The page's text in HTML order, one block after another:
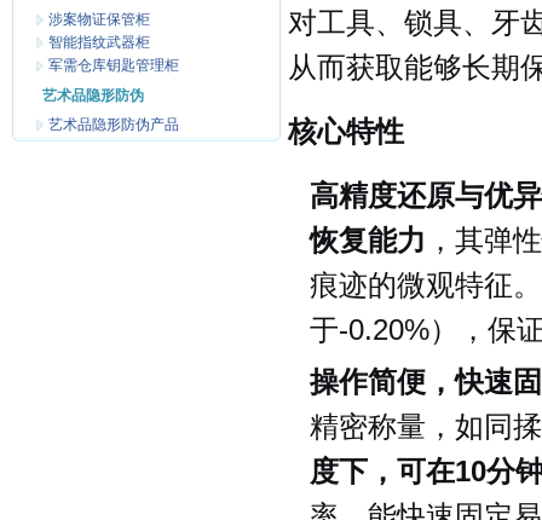
涉案物证保管柜
智能指纹武器柜
军需仓库钥匙管理柜
艺术品隐形防伪
艺术品隐形防伪产品
对工具、锁具、牙
从而获取能够长期
核心特性
高精度还原与优
恢复能力 ，其弹
痕迹的微观特征
于-0.20%），保
操作简便，快速
精密称量，如同
度下，可在10分